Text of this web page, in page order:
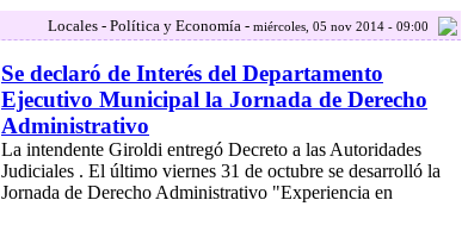
Locales - Política y Economía - miércoles, 05 nov 2014 - 09:00
Se declaró de Interés del Departamento
Ejecutivo Municipal la Jornada de Derecho
Administrativo
La intendente Giroldi entregó Decreto a las Autoridades
Judiciales . El último viernes 31 de octubre se desarrolló la
Jornada de Derecho Administrativo "Experiencia en